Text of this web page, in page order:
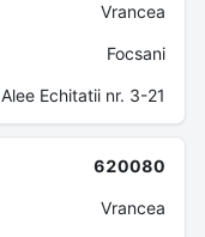
Vrancea
Focsani
Alee Echitatii nr. 3-21
620080
Vrancea